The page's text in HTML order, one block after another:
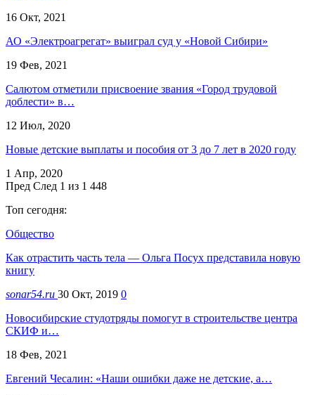
16 Окт, 2021
АО «Электроагрегат» выиграл суд у «Новой Сибири»
19 Фев, 2021
Салютом отметили присвоение звания «Город трудовой
доблести» в…
12 Июл, 2020
Новые детские выплаты и пособия от 3 до 7 лет в 2020 году
1 Апр, 2020
Пред След 1 из 1 448
Топ сегодня:
Общество
Как отрастить часть тела — Ольга Посух представила новую
книгу
sonar54.ru 30 Окт, 2019 0
Новосибирские студотряды помогут в строительстве центра
СКИФ и…
18 Фев, 2021
Евгений Чесалин: «Наши ошибки даже не детские, а…